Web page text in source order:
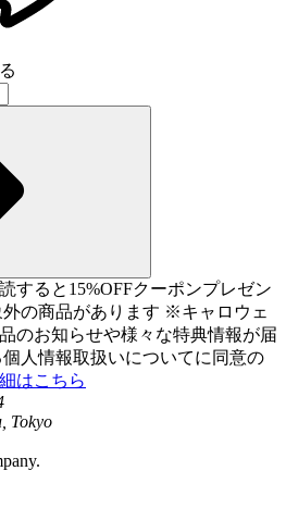
すると15%OFFクーポンプレゼン
の商品があります ※キャロウェ
のお知らせや様々な特典情報が届
人情報取扱いについてに同意の
はこちら
Tokyo